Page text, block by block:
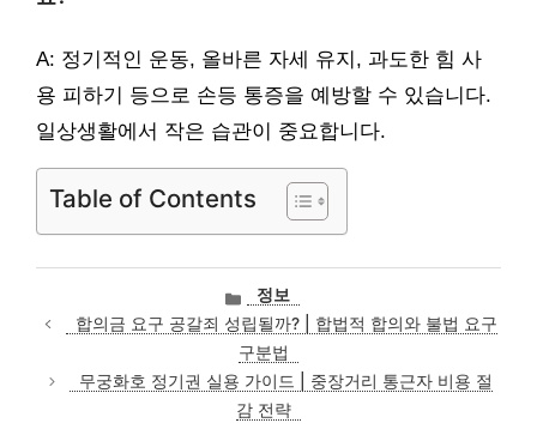
A: 정기적인 운동, 올바른 자세 유지, 과도한 힘 사
용 피하기 등으로 손등 통증을 예방할 수 있습니다.
일상생활에서 작은 습관이 중요합니다.
Table of Contents
카
테
고
리
정보
합의금 요구 공갈죄 성립될까? | 합법적 합의와 불법 요구
구분법
무궁화호 정기권 실용 가이드 | 중장거리 통근자 비용 절
감 전략